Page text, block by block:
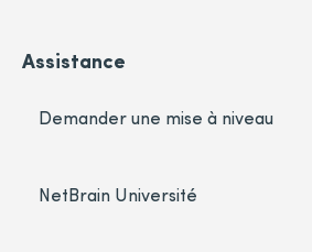
Assistance
Demander une mise à niveau
NetBrain Université